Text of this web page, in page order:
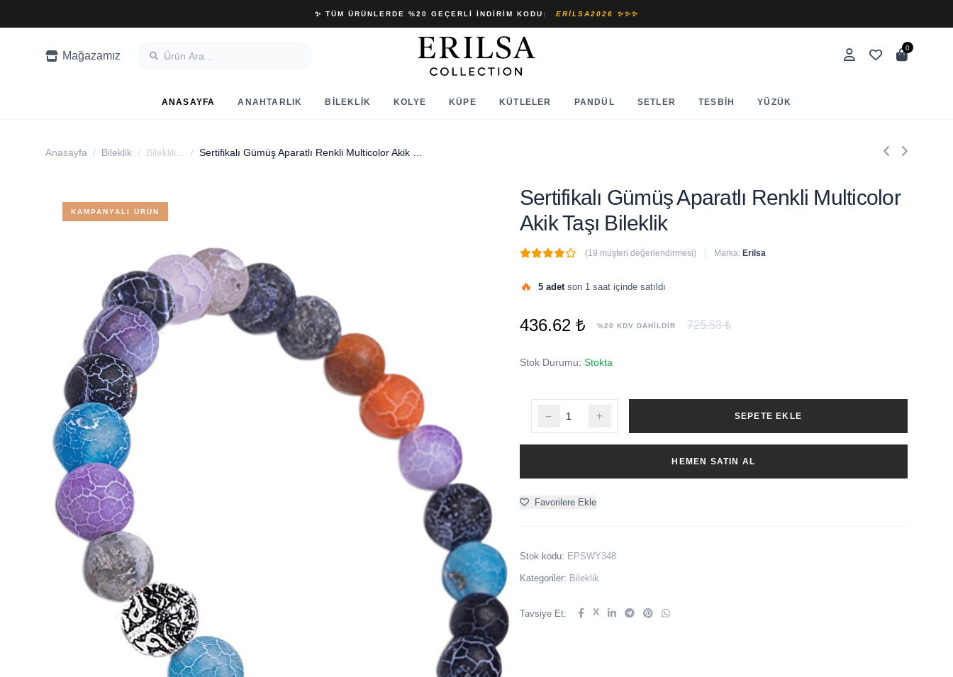
✨ TÜM ÜRÜNLERDE %20 GEÇERLI İNDIRIM KODU: ERILSA2026 ✨✨✨
Mağazamız
0
ANASAYFA ANAHTARLIK BILEKLIK KOLYE KÜPE KÜTLELER PANDÜL SETLER TESBIH YÜZÜK
Anasayfa / Bileklik / Bileklik... /
KAMPANYALI ÜRÜN
Sertifikalı Gümüş Aparatlı Renkli Multicolor
Akik Taşı Bileklik
(19 müşteri değerlendirmesi) Marka: Erilsa
🔥 5 adetson 1 saat içinde satıldı
436.62 ₺ %20 KDV DAHİLDİR 725.53 ₺
Stok Durumu: Stokta
SEPETE EKLE
HEMEN SATIN AL
Favorilere Ekle
Stok kodu: EPSWY348
Kategoriler: Bileklik
Tavsiye Et: X